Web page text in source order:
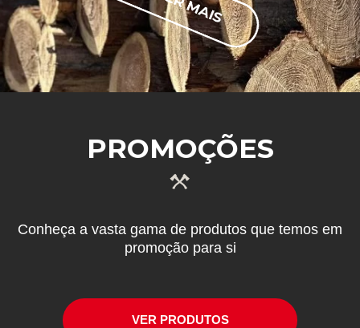
PROMOÇÕES
Conheça a vasta gama de produtos que temos em
promoção para si
VER PRODUTOS